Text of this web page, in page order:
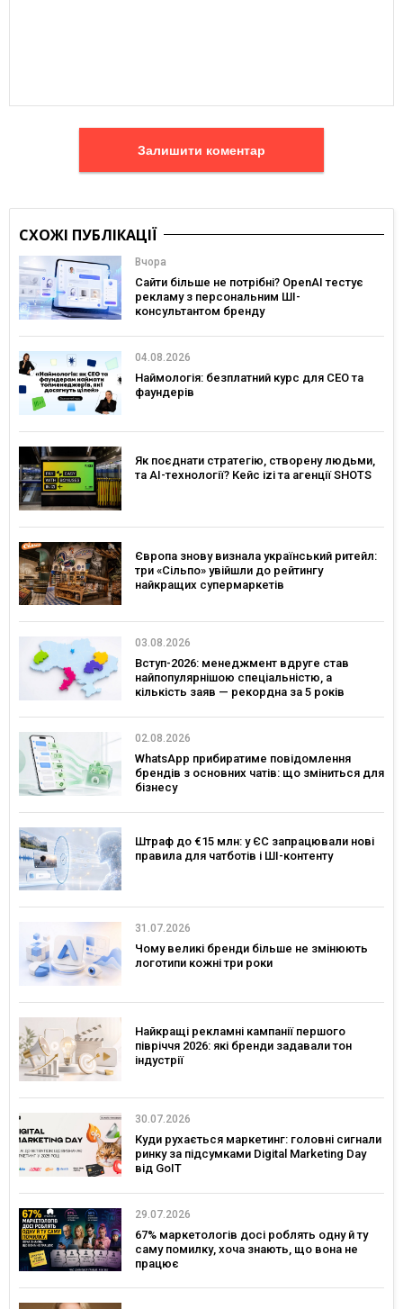
Залишити коментар
СХОЖІ ПУБЛІКАЦІЇ
Вчора
Сайти більше не потрібні? OpenAI тестує
рекламу з персональним ШІ-
консультантом бренду
04.08.2026
Наймологія: безплатний курс для CEO та
фаундерів
Як поєднати стратегію, створену людьми,
та AI-технології? Кейс izi та агенції SHOTS
Європа знову визнала український ритейл:
три «Сільпо» увійшли до рейтингу
найкращих супермаркетів
03.08.2026
Вступ-2026: менеджмент вдруге став
найпопулярнішою спеціальністю, а
кількість заяв — рекордна за 5 років
02.08.2026
WhatsApp прибиратиме повідомлення
брендів з основних чатів: що зміниться для
бізнесу
Штраф до €15 млн: у ЄС запрацювали нові
правила для чатботів і ШІ-контенту
31.07.2026
Чому великі бренди більше не змінюють
логотипи кожні три роки
Найкращі рекламні кампанії першого
півріччя 2026: які бренди задавали тон
індустрії
30.07.2026
Куди рухається маркетинг: головні сигнали
ринку за підсумками Digital Marketing Day
від GoIT
29.07.2026
67% маркетологів досі роблять одну й ту
саму помилку, хоча знають, що вона не
працює